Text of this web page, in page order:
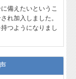
備えたいというこ
れ加入しました。
つようになりまし